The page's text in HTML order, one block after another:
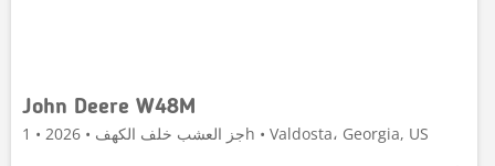
John Deere W48M
جز العشب خلف الكهف • 2026 • 1h • Valdosta، Georgia, US